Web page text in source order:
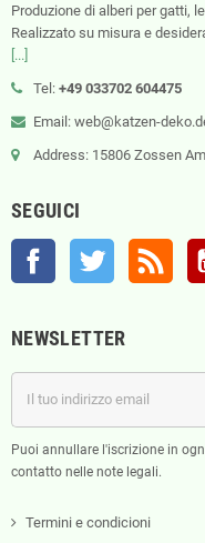
Produzione di alberi per gatti,
Realizzato su misura e
[...]
Tel: +49 033702 604475
Email: web@katzen-
Address: 15806 Zossen
SEGUICI
Facebook Twitter
NEWSLETTER
Puoi annullare l'iscrizione in
contatto nelle note legali.
Termini e condicioni